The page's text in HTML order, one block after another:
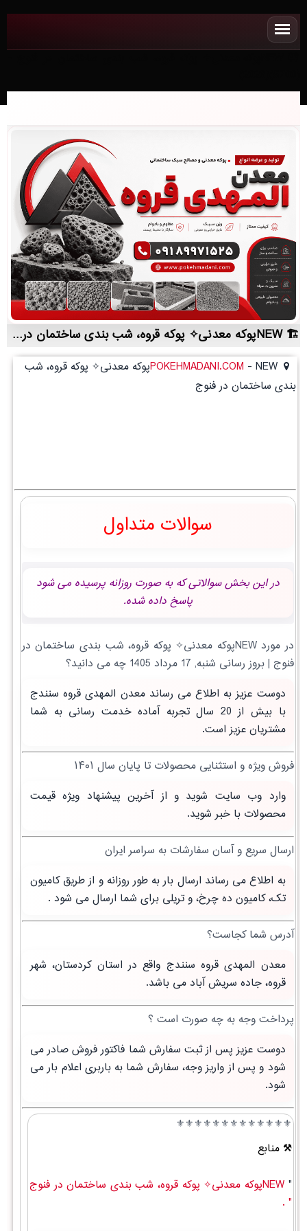
NEWپوکه معدنی✧ پوکه قروه، شب بندی ساختمان در فنوج | لیست قیمت روز و خرید مستقیم ، مناسب تر از نمایندگی شهرستان ها
POKEHMADANI.COM -
NEWپوکه معدنی✧ پوکه قروه، شب
بندی ساختمان در فنوج
سوالات متداول
در این بخش سوالاتی که به صورت روزانه پرسیده می شود
پاسخ داده شده.
در مورد NEWپوکه معدنی✧ پوکه قروه، شب بندی ساختمان در
فنوج | بروز رسانی شنبه, 17 مرداد 1405 چه می دانید؟
دوست عزیز به اطلاع می رساند معدن المهدی قروه سنندج
با بیش از 20 سال تجربه آماده خدمت رسانی به شما
مشتریان عزیز است.
فروش ویژه و استثنایی محصولات تا پایان سال ۱۴۰۱
وارد وب سایت شوید و از آخرین پیشنهاد ویژه قیمت
محصولات با خبر شوید.
ارسال سریع و آسان سفارشات به سراسر ایران
به اطلاع می رساند ارسال بار به طور روزانه و از طریق کامیون
تک، کامیون ده چرخ، و تریلی برای شما ارسال می شود .
آدرس شما کجاست؟
معدن المهدی قروه سنندج واقع در استان کردستان، شهر
قروه، جاده سریش آباد می باشد.
پرداخت وجه به چه صورت است ؟
دوست عزیز پس از ثبت سفارش شما فاکتور فروش صادر می
شود و پس از واریز وجه، سفارش شما به باربری اعلام بار می
شود.
⚜️⚜️⚜️⚜️⚜️⚜️⚜️⚜️⚜️⚜️⚜️⚜️⚜️
منابع
"
NEWپوکه معدنی✧ پوکه قروه، شب بندی ساختمان در فنوج
" .